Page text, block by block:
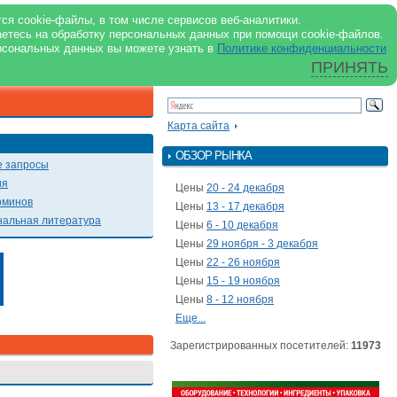
cookie-файлы, в том числе сервисов веб-аналитики.
на обработку персональных данных при помощи cookie-файлов.
данных вы можете узнать в Политике конфиденциальности
ПРИНЯТЬ
support@milkbranch.ru
О портале
Реклама в журнале
Реклама на портале
Архив номеров
запросы
литература
Карта сайта
ОБЗОР РЫНКА
Цены 20 - 24 декабря
Цены 13 - 17 декабря
Цены 6 - 10 декабря
Цены 29 ноября - 3 декабря
Цены 22 - 26 ноября
Цены 15 - 19 ноября
Цены 8 - 12 ноября
Еще...
Зарегистрированных посетителей: 11973